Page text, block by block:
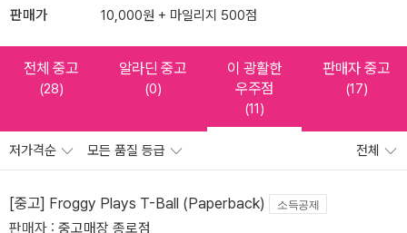
판매가 10,000원 + 마일리지 500점
전체 중고
(28)
알라딘 중고
(0)
이 광활한
우주점
(11)
판매자 중고
(17)
저가격순 모든 품질 등급 전체
[중고] Froggy Plays T-Ball (Paperback) 소득공제
판매자 : 중고매장 종로점